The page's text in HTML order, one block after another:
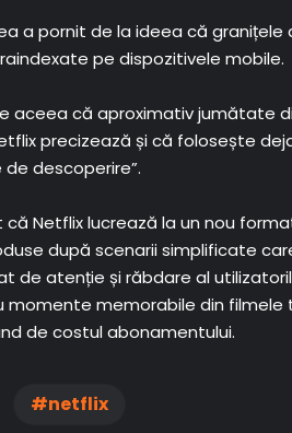
a pornit de la ideea că
pe dispozitivele mobile.
că aproximativ jumătate
precizează și că folosește
descoperire”.
Netflix lucrează la un nou
după scenarii simplificate
atenție și răbdare al
momente memorabile din
de costul abonamentului.
netflix